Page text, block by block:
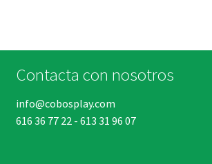
Contacta con nosotros
info@cobosplay.com
616 36 77 22- 613 31 96 07